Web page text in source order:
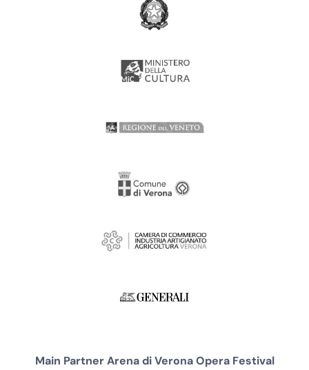
Main Partner Arena di Verona Opera Festival